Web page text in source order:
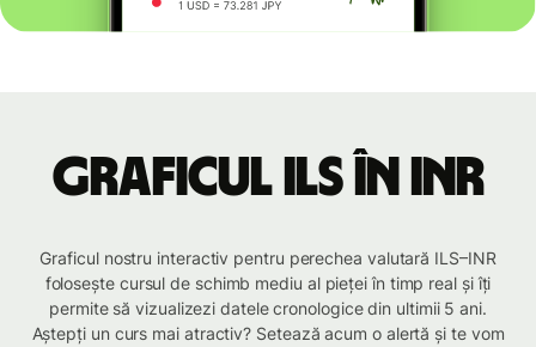
Graficul ILS în INR
Graficul nostru interactiv pentru perechea valutară ILS–INR
folosește cursul de schimb mediu al pieței în timp real și îți
permite să vizualizezi datele cronologice din ultimii 5 ani.
Aștepți un curs mai atractiv? Setează acum o alertă și te vom